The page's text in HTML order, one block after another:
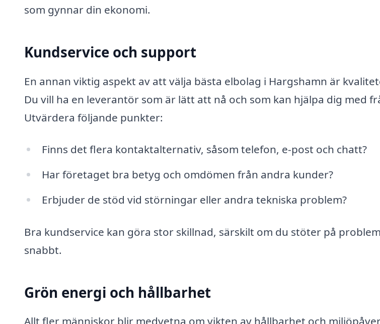
som gynnar din ekonomi.
Kundservice och support
En annan viktig aspekt av att välja bästa elbolag i Hargshamn är
Du vill ha en leverantör som är lätt att nå och som kan hjälpa dig med
Utvärdera följande punkter:
Finns det flera kontaktalternativ, såsom telefon, e-post och chatt?
Har företaget bra betyg och omdömen från andra kunder?
Erbjuder de stöd vid störningar eller andra tekniska problem?
Bra kundservice kan göra stor skillnad, särskilt om du stöter på
snabbt.
Grön energi och hållbarhet
Allt fler människor blir medvetna om vikten av hållbarhet och